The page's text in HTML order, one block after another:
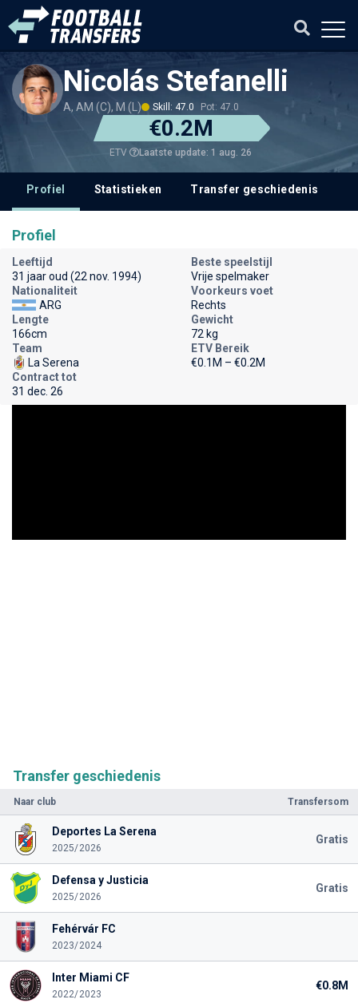
Nicolás Stefanelli
A, AM (C), M (L) Skill: 47.0 Pot: 47.0
€0.2M
ETV Laatste update: 1 aug. 26
Profiel Statistieken Transfer geschiedenis
Transfer geschiedenis
Naar club Transfersom
Deportes La Serena
2025/2026
Gratis
Defensa y Justicia
2025/2026
Gratis
Fehérvár FC
2023/2024
Inter Miami CF
2022/2023
€0.8M
Profiel
Leeftijd
31 jaar oud (22 nov. 1994)
Beste speelstijl
Vrije spelmaker
Nationaliteit
ARG
Voorkeurs voet
Rechts
Lengte
166cm
Gewicht
72 kg
Team
La Serena
ETV Bereik
€0.1M – €0.2M
Contract tot
31 dec. 26